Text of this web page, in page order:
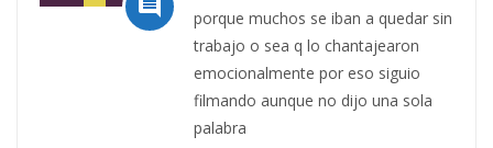

porque muchos se iban a quedar sin
trabajo o sea q lo chantajearon
emocionalmente por eso siguio
filmando aunque no dijo una sola
palabra